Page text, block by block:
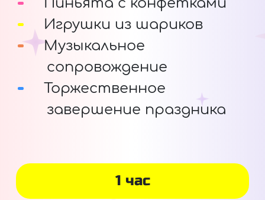
Игрушки из шариков
Музыкальное
сопровождение
Торжественное
завершение праздника
1 час